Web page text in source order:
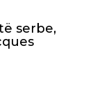
serbe,